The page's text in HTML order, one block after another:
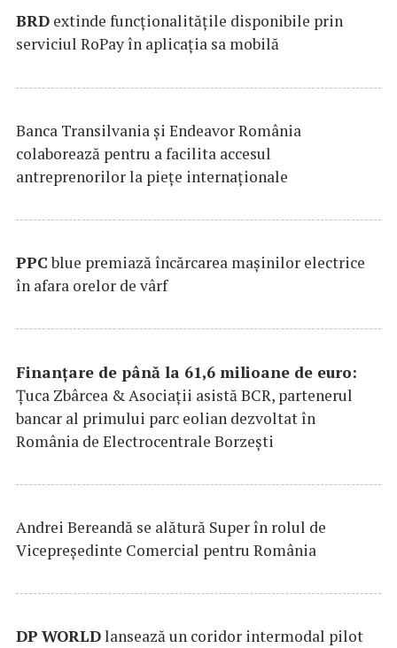
BRD extinde funcţionalităţile disponibile prin
serviciul RoPay în aplicaţia sa mobilă
Banca Transilvania şi Endeavor România
colaborează pentru a facilita accesul
antreprenorilor la pieţe internaţionale
PPCblue premiază încărcarea maşinilor electrice
în afara orelor de vârf
Finanțare de până la 61,6 milioane de euro:
Țuca Zbârcea & Asociații asistă BCR, partenerul
bancar al primului parc eolian dezvoltat în
România de Electrocentrale Borzești
Andrei Bereandă se alătură Super în rolul de
Vicepreședinte Comercial pentru România
DP WORLDlansează un coridor intermodal pilot